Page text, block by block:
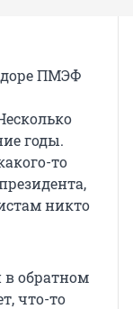
ПМЭФ
годы.
то
никто
в обратном
что-то